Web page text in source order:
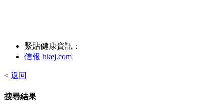
緊貼健康資訊：
信報 hkej.com
< 返回
搜尋結果